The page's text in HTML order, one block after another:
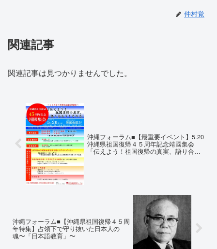
仲村覚
関連記事
関連記事は見つかりませんでした。
沖縄フォーラム■【最重要イベント】5.20
沖縄県祖国復帰４５周年記念靖國集会
「伝えよう！祖国復帰の真実、語り合お
沖縄フォーラム■【沖縄県祖国復帰４５周
年特集】占領下で守り抜いた日本人の
魂〜「日本語教育」〜